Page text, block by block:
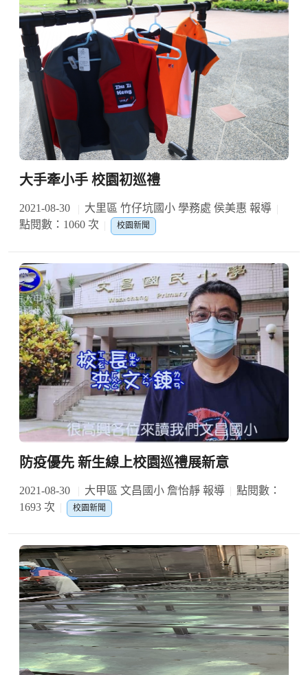
大手牽小手 校園初巡禮
2021-08-30
大里區 竹仔坑國小 學務處 侯美惠 報導
點閱數：1060 次
校園新聞
防疫優先 新生線上校園巡禮展新意
2021-08-30 大甲區 文昌國小 詹怡靜 報導
點閱數：
1693 次
校園新聞